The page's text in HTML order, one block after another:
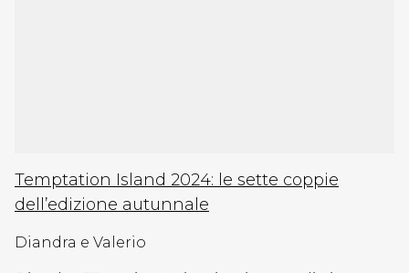
Temptation Island 2024: le sette coppie
dell’edizione autunnale
Diandra e Valerio